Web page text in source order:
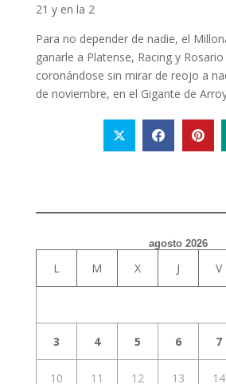
21 y en la 2
Para no depender de nadie, el
ganarle a Platense, Racing y
coronándose sin mirar de reojo a
de noviembre, en el Gigante de
agosto 2026
L M X J V
3 4 5 6 7
10 11 12 13 14